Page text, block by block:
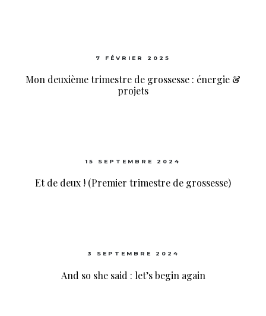
7 FÉVRIER 2025
Mon deuxième trimestre de grossesse : énergie &
projets
15 SEPTEMBRE 2024
Et de deux ! (Premier trimestre de grossesse)
3 SEPTEMBRE 2024
And so she said : let’s begin again